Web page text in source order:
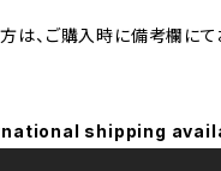
は、ご購入時に備考欄にて
shipping